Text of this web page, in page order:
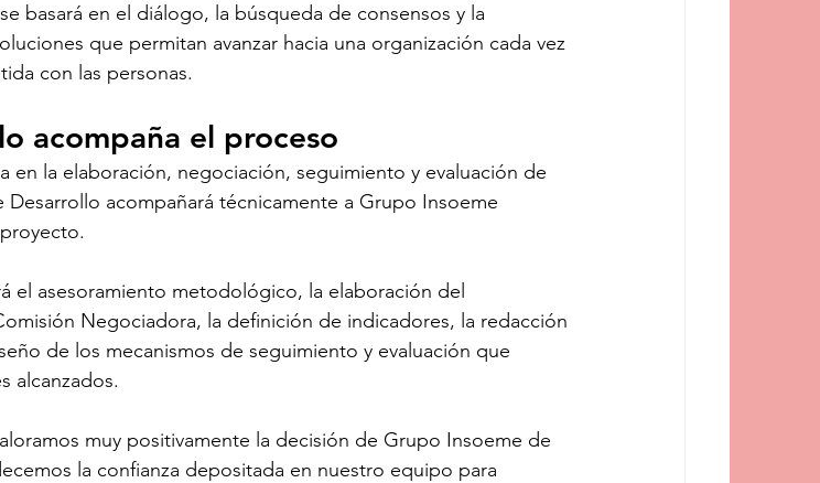
basará en el diálogo, la búsqueda de consensos y la
que permitan avanzar hacia una organización cada vez
con las personas.
acompaña el proceso
en la elaboración, negociación, seguimiento y evaluación de
Desarrollo acompañará técnicamente a Grupo Insoeme
el asesoramiento metodológico, la elaboración del
Negociadora, la definición de indicadores, la redacción
de los mecanismos de seguimiento y evaluación que
alcanzados.
muy positivamente la decisión de Grupo Insoeme de
la confianza depositada en nuestro equipo para